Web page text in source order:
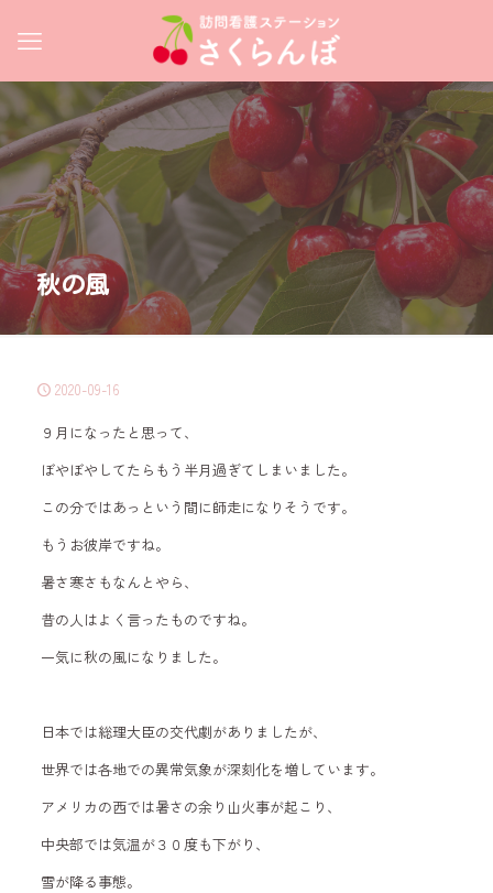
秋の風
2020-09-16
９月になったと思って、
ぼやぼやしてたらもう半月過ぎてしまいました。
この分ではあっという間に師走になりそうです。
もうお彼岸ですね。
暑さ寒さもなんとやら、
昔の人はよく言ったものですね。
一気に秋の風になりました。
日本では総理大臣の交代劇がありましたが、
世界では各地での異常気象が深刻化を増しています。
アメリカの西では暑さの余り山火事が起こり、
中央部では気温が３０度も下がり、
雪が降る事態。